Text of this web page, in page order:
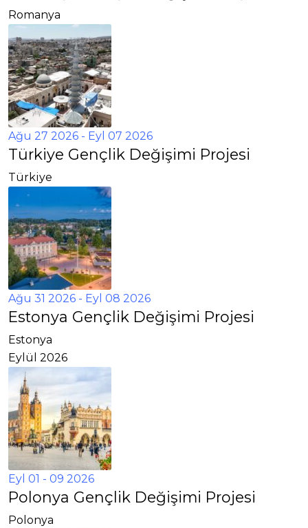
Romanya
Ağu 27 2026 - Eyl 07 2026
Türkiye Gençlik Değişimi Projesi
Türkiye
Ağu 31 2026 - Eyl 08 2026
Estonya Gençlik Değişimi Projesi
Estonya
Eylül 2026
Eyl 01 - 09 2026
Polonya Gençlik Değişimi Projesi
Polonya